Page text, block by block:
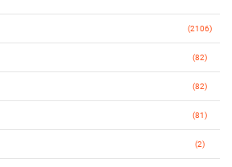
(2106)
(82)
(82)
(81)
(2)